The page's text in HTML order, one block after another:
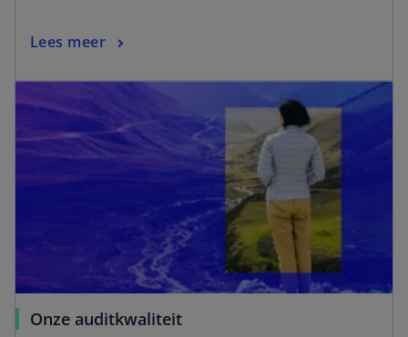
Lees meer
Onze auditkwaliteito
opens in a new tab